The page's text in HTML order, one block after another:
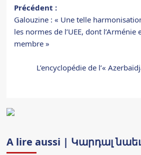
Navigation
d’article
Précédent :
Galouzine : « Une telle
les normes de l’UEE, dont l’Arménie
membre »
L’encyclopédie de l’«
A lire aussi | Կարդալ